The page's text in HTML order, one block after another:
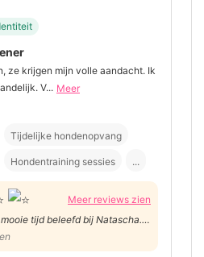
ze krijgen mijn volle aandacht. Ik
V... Meer
Tijdelijke hondenopvang
Hondentraining sessies ...
Meer reviews zien
tijd beleefd bij Natascha.
vlot verlopen. We werden
via foto´s en filmpjes hoe